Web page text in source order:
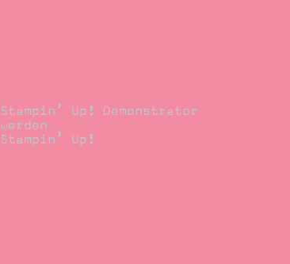
Stampin’ Up! Demonstrator
werden
Stampin’ Up!